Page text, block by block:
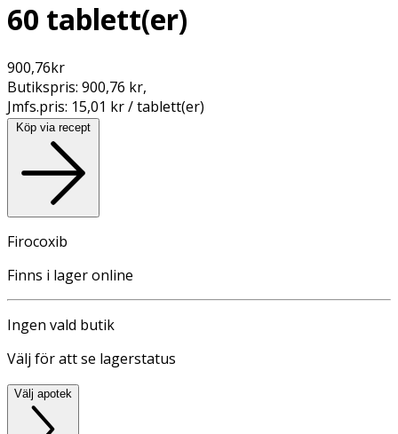
60 tablett(er)
900,76kr
Butikspris: 900,76 kr,
Jmfs.pris: 15,01 kr / tablett(er)
Köp via recept
Firocoxib
Finns i lager online
Ingen vald butik
Välj för att se lagerstatus
Välj apotek